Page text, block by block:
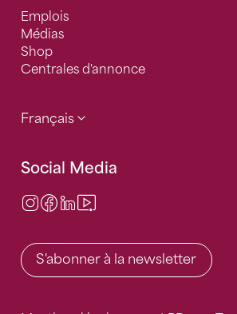
Emplois
Médias
Shop
Centrales d'annonce
Français
Social Media
Instagram
Facebook
LinkedIn
S'abonner à la newsletter